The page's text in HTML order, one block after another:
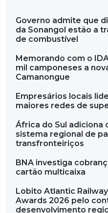
Governo admite que
da Sonangol estão a
de combustível
Memorando com o
mil camponeses a
Camanongue
Empresários locais
maiores redes de
África do Sul adiciona
sistema regional de
transfronteiriços
BNA investiga
cartão multicaixa
Lobito Atlantic
Awards 2026 pelo
desenvolvimento